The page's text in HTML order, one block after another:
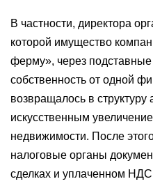
В частности, директора
которой имущество
ферму», через
собственность от одной
возвращалось в структуру
искусственным
недвижимости. После
налоговые органы
сделках и уплаченном